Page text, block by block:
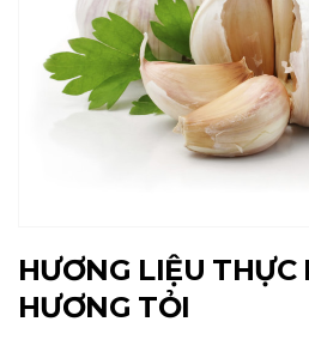
HƯƠNG LIỆU THỰC
HƯƠNG TỎI